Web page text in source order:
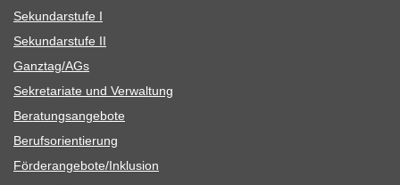
Sekun­dar­stufe I
Sekun­dar­stufe II
Ganztag/​​AGs
Sekre­ta­riate und Verwaltung
Bera­tungs­an­ge­bote
Berufs­ori­en­tie­rung
Förderangebote/​​Inklusion